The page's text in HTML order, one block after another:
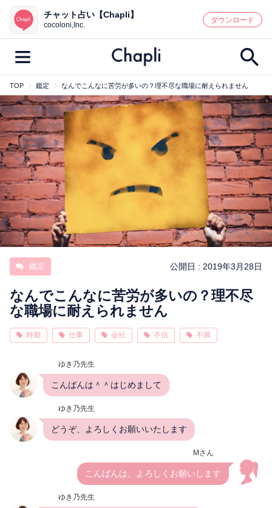
鑑定記事・占い師検索
最新記事一覧
人気記事一覧
カテゴリー別
鑑定 キャンペーン
キーワード別
彼の気持ち 時期
今週の運勢 彼氏 片思い 結婚
相性
チャット占い【Chapli】
cocoloni,Inc.
ダウンロード
TOP 鑑定 なんでこんなに苦労が多いの？理不尽な職場に耐えられません
鑑定 公開日 : 2019年3月28日
なんでこんなに苦労が多いの？理不尽
な職場に耐えられません
時期 仕事 会社 不信 不満
ゆき乃先生
こんばんは＾＾はじめまして
ゆき乃先生
どうぞ、よろしくお願いいたします
Mさん
こんばんは、よろしくお願いします
ゆき乃先生